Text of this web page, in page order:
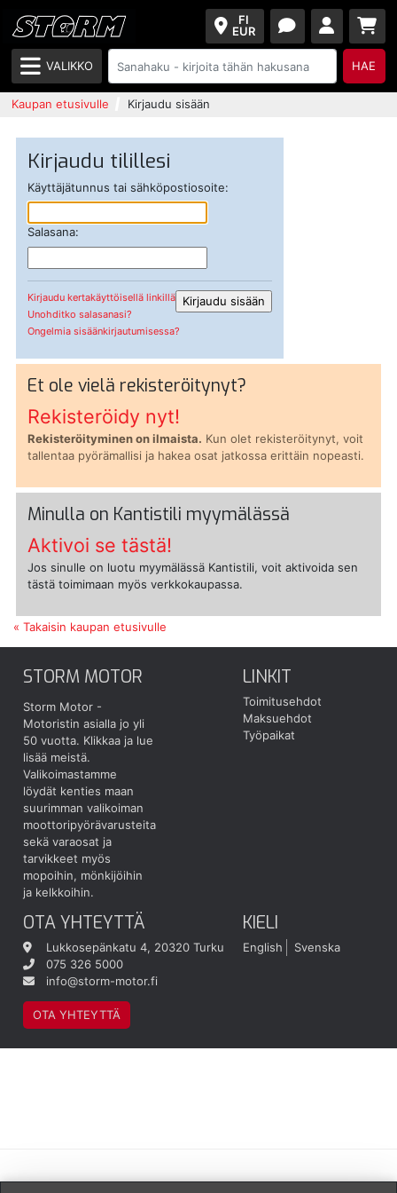
FI
EUR
VALIKKO HAE
Kaupan etusivulle Kirjaudu sisään
Kirjaudu tilillesi
Käyttäjätunnus tai sähköpostiosoite:
Salasana:
Kirjaudu kertakäyttöisellä linkillä
Unohditko salasanasi?
Ongelmia sisäänkirjautumisessa?
Et ole vielä rekisteröitynyt?
Rekisteröidy nyt!
Rekisteröityminen on ilmaista. Kun olet rekisteröitynyt, voit
tallentaa pyörämallisi ja hakea osat jatkossa erittäin nopeasti.
Minulla on Kantistili myymälässä
Aktivoi se tästä!
Jos sinulle on luotu myymälässä Kantistili, voit aktivoida sen
tästä toimimaan myös verkkokaupassa.
« Takaisin kaupan etusivulle
STORM MOTOR
Storm Motor -
Motoristin asialla jo yli
50 vuotta. Klikkaa ja lue
lisää meistä.
Valikoimastamme
löydät kenties maan
suurimman valikoiman
moottoripyörävarusteita
sekä varaosat ja
tarvikkeet myös
mopoihin, mönkijöihin
ja kelkkoihin.
LINKIT
Toimitusehdot
Maksuehdot
Työpaikat
OTA YHTEYTTÄ
Lukkosepänkatu 4, 20320 Turku
075 326 5000
info@storm-motor.fi
OTA YHTEYTTÄ
KIELI
English Svenska